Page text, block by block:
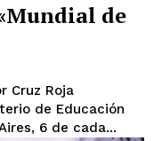
de
Cruz Roja
de Educación
6 de cada...